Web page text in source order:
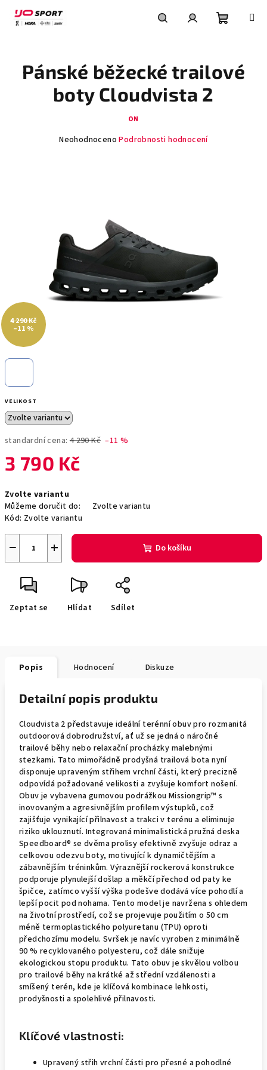
obsah
košík
VELIKOST
standardní cena: 4 290 Kč –11 %
3 790 Kč
cena:
Zvolte variantu
Můžeme doručit do:
Zvolte variantu
Kód: Zvolte variantu
+
− Do košíku
Zeptat se Hlídat Sdílet
Pánské běžecké trailové
boty Cloudvista 2
ON
Průměrné
Neohodnoceno Podrobnosti hodnocení
4 290 Kč
–11 %
Popis Hodnocení Diskuze
Detailní popis produktu
Cloudvista 2 představuje ideální terénní obuv pro rozmanitá
outdoorová dobrodružství, ať už se jedná o náročné
trailové běhy nebo relaxační procházky malebnými
stezkami. Tato mimořádně prodyšná trailová bota nyní
disponuje upraveným střihem vrchní části, který precizně
odpovídá požadované velikosti a zvyšuje komfort nošení.
Obuv je vybavena gumovou podrážkou Missiongrip™ s
inovovaným a agresivnějším profilem výstupků, což
zajišťuje vynikající přilnavost a trakci v terénu a eliminuje
riziko uklouznutí. Integrovaná minimalistická pružná deska
Speedboard® se dvěma prolisy efektivně zvyšuje odraz a
celkovou odezvu boty, motivující k dynamičtějším a
zábavnějším tréninkům. Výraznější rockerová konstrukce
podporuje plynulejší došlap a měkčí přechod od paty ke
špičce, zatímco vyšší výška podešve dodává více pohodlí a
lepší pocit pod nohama. Tento model je navržena s ohledem
na životní prostředí, což se projevuje použitím o 50 cm
méně termoplastického polyuretanu (TPU) oproti
předchozímu modelu. Svršek je navíc vyroben z minimálně
90 % recyklovaného polyesteru, což dále snižuje
ekologickou stopu produktu. Tato obuv je skvělou volbou
pro trailové běhy na krátké až střední vzdálenosti a
smíšený terén, kde je klíčová kombinace lehkosti,
prodyšnosti a spolehlivé přilnavosti.
Klíčové vlastnosti:
Upravený střih vrchní části pro přesné a pohodlné